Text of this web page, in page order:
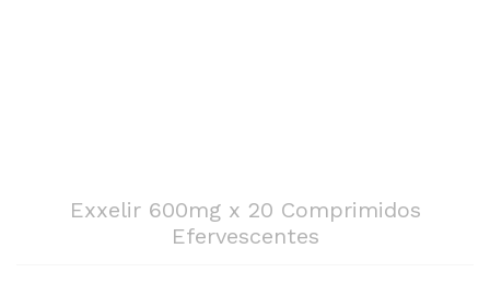
Exxelir 600mg x 20 Comprimidos
Efervescentes